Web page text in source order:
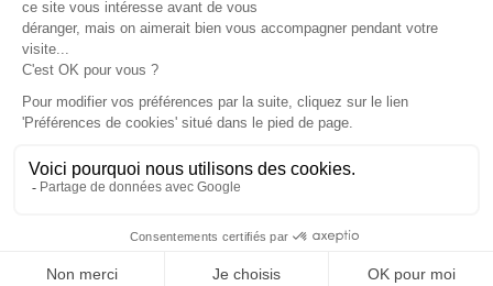
© 2026 | Cité des Arts | Tous droits réservés
Réalisation Isomorph